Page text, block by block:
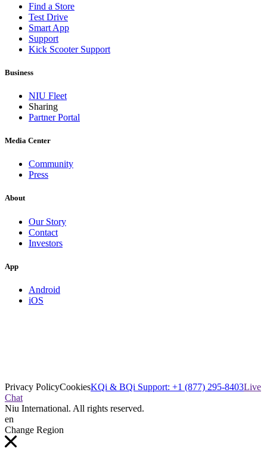
Find a Store
Test Drive
Smart App
Support
Kick Scooter Support
Business
NIU Fleet
Sharing
Partner Portal
Media Center
Community
Press
About
Our Story
Contact
Investors
App
Android
iOS
Privacy PolicyCookiesKQi & BQi Support: +1 (877) 295-8403Live
Chat
Niu International. All rights reserved.
en
Change Region